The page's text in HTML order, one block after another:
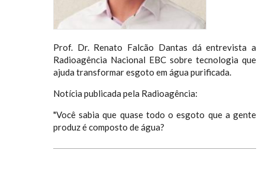
Prof. Dr. Renato Falcão Dantas dá entrevista a
Radioagência Nacional EBC sobre tecnologia que
ajuda transformar esgoto em água purificada.
Notícia publicada pela Radioagência:
"Você sabia que quase todo o esgoto que a gente
produz é composto de água?